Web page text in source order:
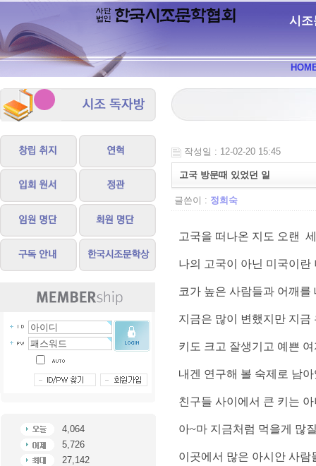
시조
4,064
5,726
27,142
작성일 : 12-02-20 15:45
고국 방문때 있었던 일
글쓴이 : 정희숙
고국을 떠나온 지도 오랜
나의 고국이 아닌 미국이
코가 높은 사람들과 어깨를
지금은 많이 변했지만 지
키도 크고 잘생기고 예쁜
내겐 연구해 볼 숙제로 남
친구들 사이에서 큰 키는
아~마 지금처럼 먹을게 많
이곳에서 많은 아시안 사